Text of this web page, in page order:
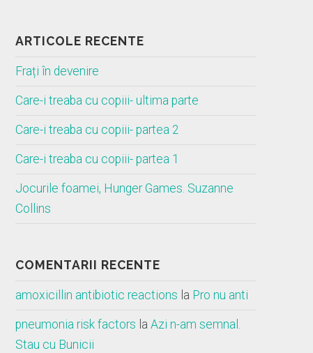
ARTICOLE RECENTE
Frați în devenire
Care-i treaba cu copiii- ultima parte
Care-i treaba cu copiii- partea 2
Care-i treaba cu copiii- partea 1
Jocurile foamei, Hunger Games. Suzanne
Collins
COMENTARII RECENTE
amoxicillin antibiotic reactions la Pro nu anti
pneumonia risk factors laAzi n-am semnal.
Stau cu Bunicii